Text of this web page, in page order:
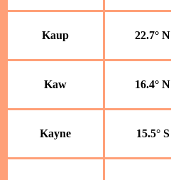
Kaup 22.7° N
Kaw 16.4° N
Kayne 15.5° S